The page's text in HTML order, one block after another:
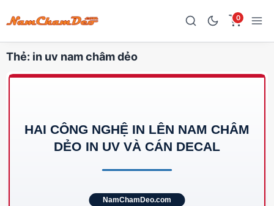
0
Thẻ: in uv nam châm dẻo